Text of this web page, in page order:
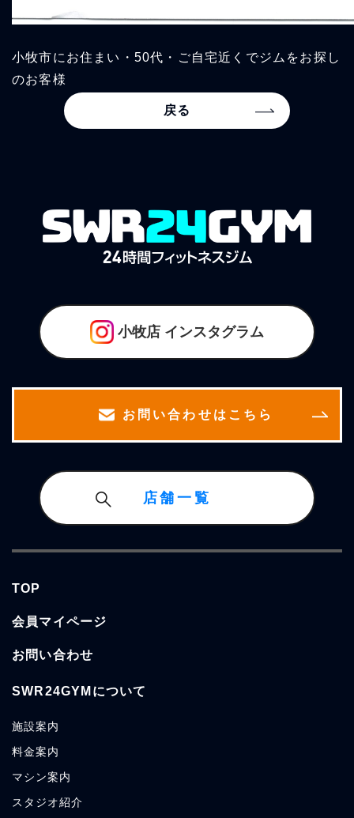
小牧市にお住まい・50代・ご自宅近くでジムをお探し
のお客様
戻る
小牧店 インスタグラム
お問い合わせはこちら
店舗一覧
TOP
会員マイページ
お問い合わせ
SWR24GYMについて
施設案内
料金案内
マシン案内
スタジオ紹介